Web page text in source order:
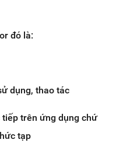
đó là:
dụng, thao tác
trên ứng dụng chứ
tạp